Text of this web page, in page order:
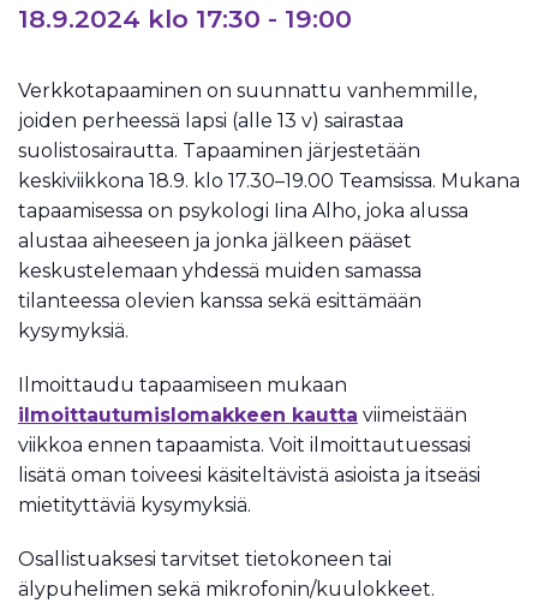
18.9.2024 klo 17:30 - 19:00
Verkkotapaaminen on suunnattu vanhemmille,
joiden perheessä lapsi (alle 13 v) sairastaa
suolistosairautta. Tapaaminen järjestetään
keskiviikkona 18.9. klo 17.30–19.00 Teamsissa. Mukana
tapaamisessa on psykologi Iina Alho, joka alussa
alustaa aiheeseen ja jonka jälkeen pääset
keskustelemaan yhdessä muiden samassa
tilanteessa olevien kanssa sekä esittämään
kysymyksiä.
Ilmoittaudu tapaamiseen mukaan
ilmoittautumislomakkeen kautta viimeistään
viikkoa ennen tapaamista. Voit ilmoittautuessasi
lisätä oman toiveesi käsiteltävistä asioista ja itseäsi
mietityttäviä kysymyksiä.
Osallistuaksesi tarvitset tietokoneen tai
älypuhelimen sekä mikrofonin/kuulokkeet.